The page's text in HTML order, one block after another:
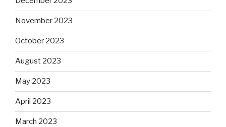
November 2023
October 2023
August 2023
May 2023
April 2023
March 2023